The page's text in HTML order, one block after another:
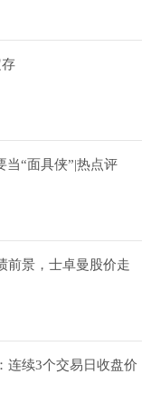
当“面具侠”|热点评
前景，士卓曼股价走
连续3个交易日收盘价